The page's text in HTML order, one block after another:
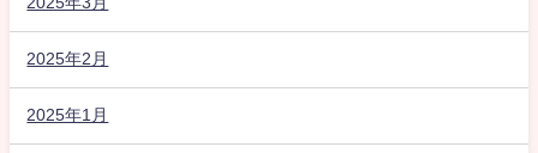
2025年2月
2025年1月